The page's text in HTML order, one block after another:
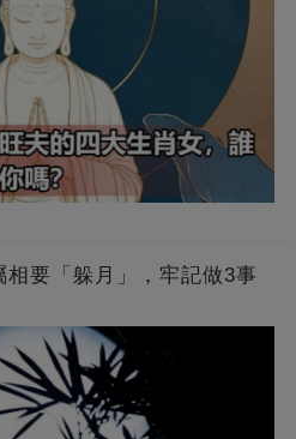
要「躲月」，牢記做3事